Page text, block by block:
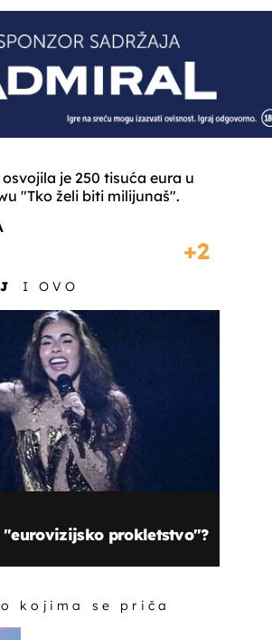
je 250 tisuća eura u
"Tko želi biti milijunaš".
2
I OVO
"eurovizijsko prokletstvo"?
kojima se priča